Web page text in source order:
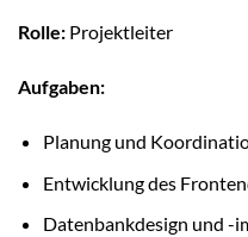
Rolle: Projektleiter
Aufgaben:
Planung und
Entwicklung des
Datenbankdesign und -